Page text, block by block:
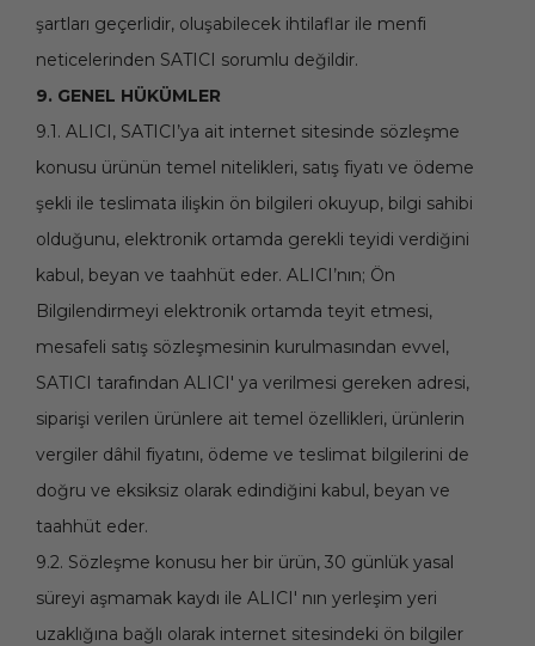
şartları geçerlidir, oluşabilecek ihtilaflar ile menfi
neticelerinden SATICI sorumlu değildir.
9. GENEL HÜKÜMLER
9.1. ALICI, SATICI’ya ait internet sitesinde sözleşme
konusu ürünün temel nitelikleri, satış fiyatı ve ödeme
şekli ile teslimata ilişkin ön bilgileri okuyup, bilgi sahibi
olduğunu, elektronik ortamda gerekli teyidi verdiğini
kabul, beyan ve taahhüt eder. ALICI’nın; Ön
Bilgilendirmeyi elektronik ortamda teyit etmesi,
mesafeli satış sözleşmesinin kurulmasından evvel,
SATICI tarafından ALICI' ya verilmesi gereken adresi,
siparişi verilen ürünlere ait temel özellikleri, ürünlerin
vergiler dâhil fiyatını, ödeme ve teslimat bilgilerini de
doğru ve eksiksiz olarak edindiğini kabul, beyan ve
taahhüt eder.
9.2. Sözleşme konusu her bir ürün, 30 günlük yasal
süreyi aşmamak kaydı ile ALICI' nın yerleşim yeri
uzaklığına bağlı olarak internet sitesindeki ön bilgiler